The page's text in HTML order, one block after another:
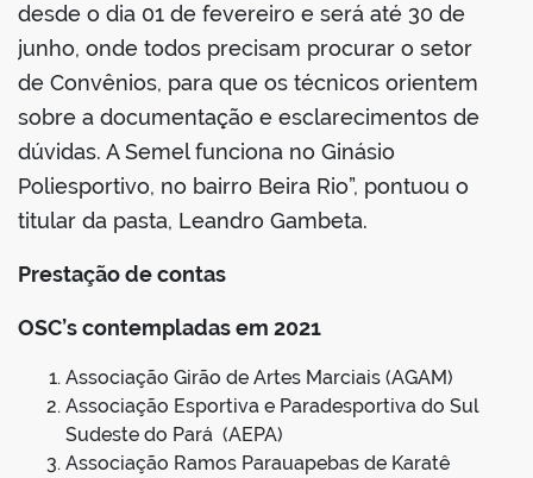
desde o dia 01 de fevereiro e será até 30 de
junho, onde todos precisam procurar o setor
de Convênios, para que os técnicos orientem
sobre a documentação e esclarecimentos de
dúvidas. A Semel funciona no Ginásio
Poliesportivo, no bairro Beira Rio”, pontuou o
titular da pasta, Leandro Gambeta.
Prestação de contas
OSC’s contempladas em 2021
Associação Girão de Artes Marciais (AGAM)
Associação Esportiva e Paradesportiva do Sul
Sudeste do Pará (AEPA)
Associação Ramos Parauapebas de Karatê